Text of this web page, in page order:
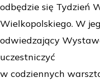
odbędzie się Tydzień
Wielkopolskiego. W
odwiedzający
uczestniczyć
w codziennych